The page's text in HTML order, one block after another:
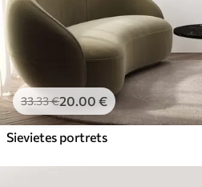
33.33€20.00 €
Sievietes portrets